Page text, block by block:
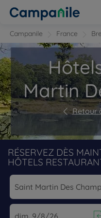
Campanile France
Martin
Retour
RÉSERVEZ DÈS
HÔTELS